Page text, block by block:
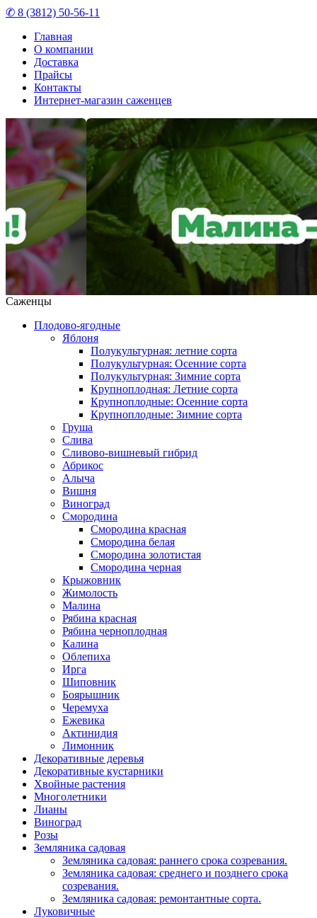
✆ 8 (3812) 50-56-11
Главная
О компании
Доставка
Прайсы
Контакты
Интернет-магазин саженцев
Саженцы
Плодово-ягодные
Яблоня
Полукультурная: летние сорта
Полукультурная: Осенние сорта
Полукультурная: Зимние сорта
Крупноплодная: Летние сорта
Крупноплодные: Осенние сорта
Крупноплодные: Зимние сорта
Груша
Слива
Сливово-вишневый гибрид
Абрикос
Алыча
Вишня
Виноград
Смородина
Смородина красная
Смородина белая
Смородина золотистая
Смородина черная
Крыжовник
Жимолость
Малина
Рябина красная
Рябина черноплодная
Калина
Облепиха
Ирга
Шиповник
Боярышник
Черемуха
Ежевика
Актинидия
Лимонник
Декоративные деревья
Декоративные кустарники
Хвойные растения
Многолетники
Лианы
Виноград
Розы
Земляника садовая
Земляника садовая: раннего срока созревания.
Земляника садовая: среднего и позднего срока
созревания.
Земляника садовая: ремонтантные сорта.
Луковичные